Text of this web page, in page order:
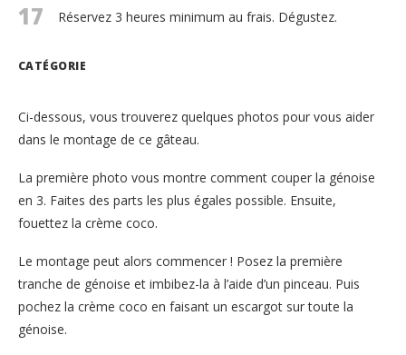
17 Réservez 3 heures minimum au frais. Dégustez.
CATÉGORIE
Ci-dessous, vous trouverez quelques photos pour vous aider
dans le montage de ce gâteau.
La première photo vous montre comment couper la génoise
en 3. Faites des parts les plus égales possible. Ensuite,
fouettez la crème coco.
Le montage peut alors commencer ! Posez la première
tranche de génoise et imbibez-la à l’aide d’un pinceau. Puis
pochez la crème coco en faisant un escargot sur toute la
génoise.